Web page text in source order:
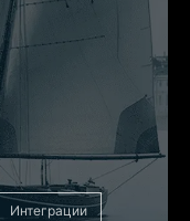
Интеграции